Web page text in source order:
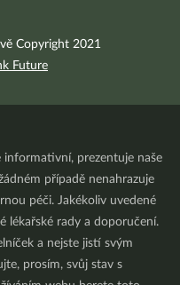
Copyright 2021
Future
prezentuje naše
případě nenahrazuje
péči. Jakékoliv uvedené
lékařské rady a doporučení.
a nejste jistí svým
prosím, svůj stav s